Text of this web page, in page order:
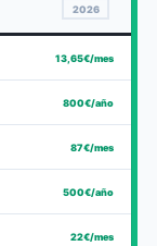
2026
13,65€/mes
800€/año
87€/mes
500€/año
22€/mes